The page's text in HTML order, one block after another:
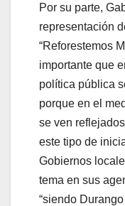
Por su parte,
representación
“Reforestemos
importante que
política pública
porque en el
se ven
este tipo de
Gobiernos
tema en sus
“siendo